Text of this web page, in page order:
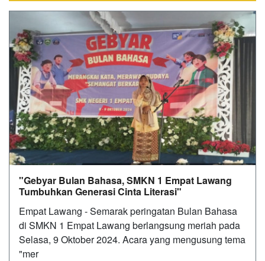
"Gebyar Bulan Bahasa, SMKN 1 Empat Lawang
Tumbuhkan Generasi Cinta Literasi"
Empat Lawang - Semarak peringatan Bulan Bahasa
di SMKN 1 Empat Lawang berlangsung meriah pada
Selasa, 9 Oktober 2024. Acara yang mengusung tema
"mer